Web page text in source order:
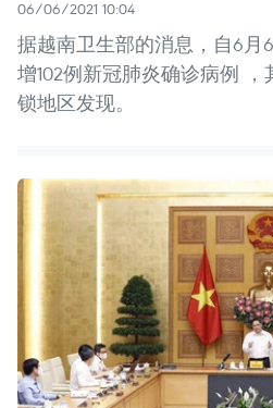
06/06/2021 10:04
据越南卫生部的消息，自6月
增102例新冠肺炎确诊病例
锁地区发现。